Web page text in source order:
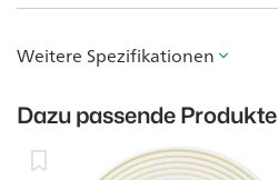
Weitere Spezifikationen
Dazu passende Produkte